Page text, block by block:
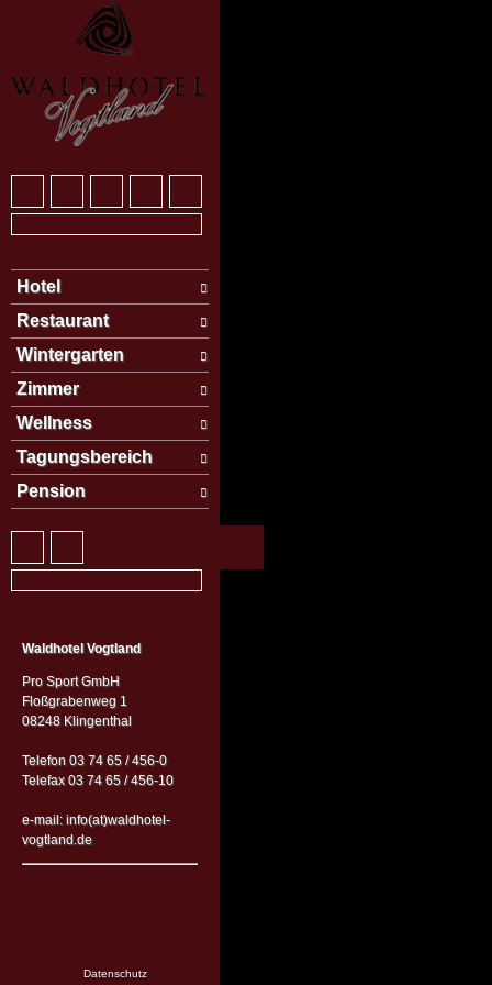
Hotel
Restaurant
Wintergarten
Zimmer
Wellness
Tagungsbereich
Pension
Waldhotel Vogtland
Pro Sport GmbH
Floßgrabenweg 1
08248 Klingenthal
Telefon 03 74 65 / 456-0
Telefax 03 74 65 / 456-10
e-mail: info(at)waldhotel-
vogtland.de
Datenschutz